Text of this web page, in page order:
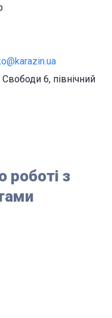
6, північний
роботі з